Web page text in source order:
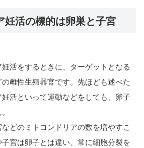
妊活の標的は卵巣と子宮
活をするときに、ターゲットとなる
雌性生殖器官です。先ほども述べた
活といって運動などをしても、卵子
どのミトコンドリアの数を増やすこ
宮は卵子とは違い、常に細胞分裂を